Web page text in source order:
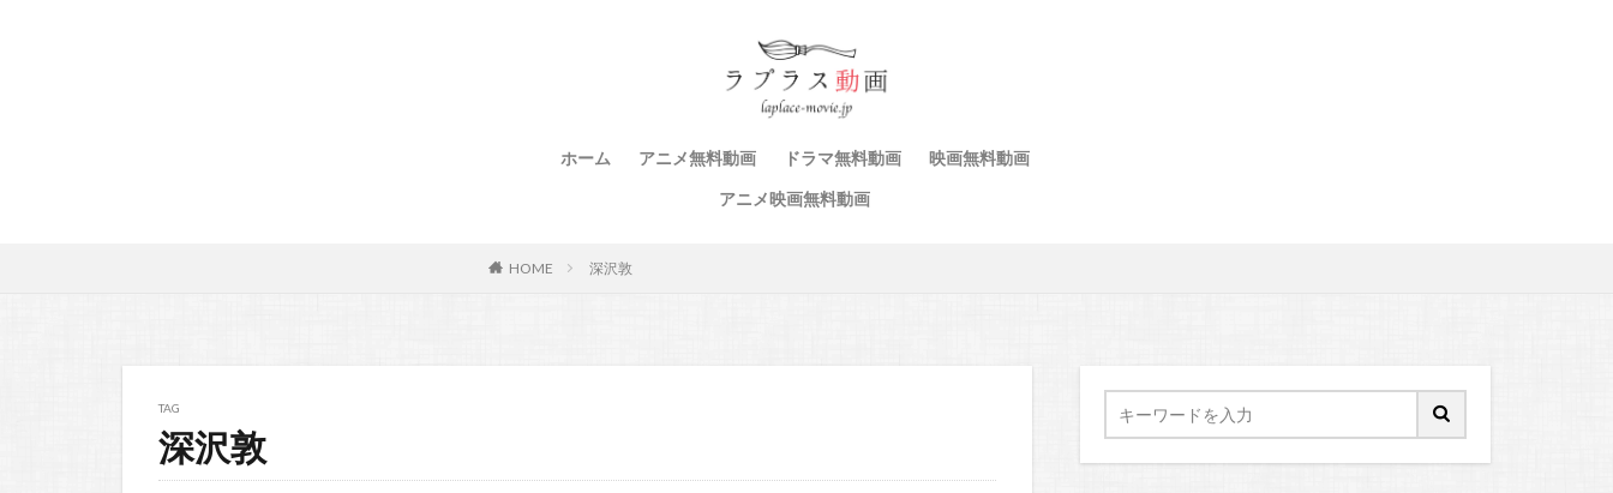
ホーム アニメ無料動画 ドラマ無料動画
映画無料動画
アニメ映画無料動画
HOME 深沢敦
TAG
深沢敦